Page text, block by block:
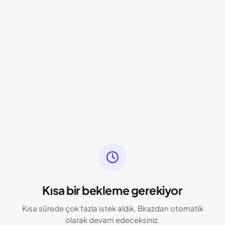
Kısa bir bekleme gerekiyor
Kısa sürede çok fazla istek aldık. Birazdan otomatik
olarak devam edeceksiniz.